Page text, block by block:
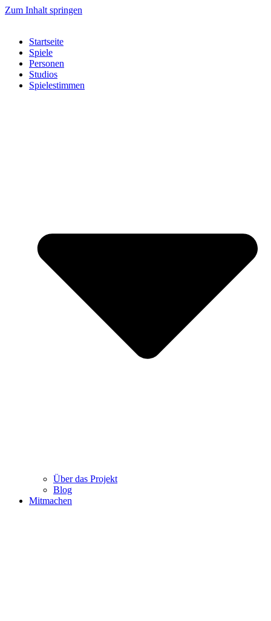
Zum Inhalt springen
Startseite
Spiele
Personen
Studios
Spielestimmen
Über das Projekt
Blog
Mitmachen